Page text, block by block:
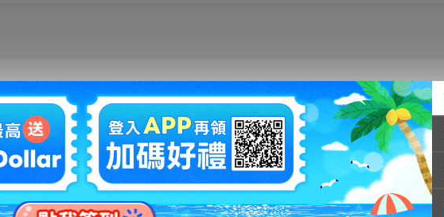
款帳號將於2026/06/12 08:00 進行維護調整，期間暫停使用，請勿匯入DBS帳號。
號 或其他指定付款方式進行付款，以確保交易順利完成。